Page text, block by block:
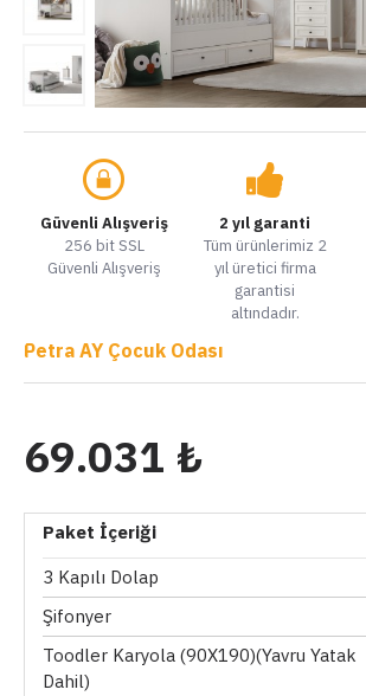
Güvenli Alışveriş
256 bit SSL
Güvenli Alışveriş
2 yıl garanti
Tüm ürünlerimiz 2
yıl üretici firma
garantisi
altındadır.
Petra AY Çocuk Odası
69.031 ₺
Paket İçeriği
3 Kapılı Dolap
Şifonyer
Toodler Karyola (90X190)(Yavru Yatak
Dahil)